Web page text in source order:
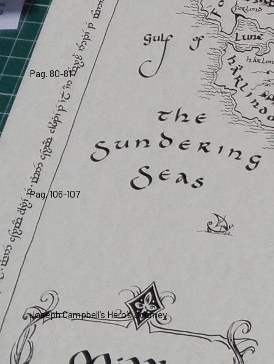
Pag. 80-81
Pag. 106-107
Joseph Campbell’s Hero’s Journey